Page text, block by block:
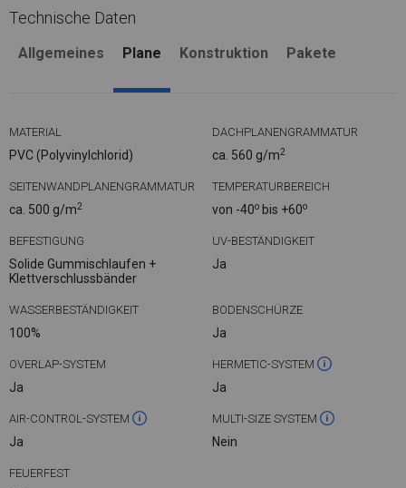
Technische Daten
Allgemeines Plane Konstruktion Pakete
MATERIAL
PVC (Polyvinylchlorid)
DACHPLANENGRAMMATUR
ca. 560 g/m2
SEITENWANDPLANENGRAMMATUR
ca. 500 g/m2
TEMPERATURBEREICH
von -40o bis +60o
BEFESTIGUNG
Solide Gummischlaufen +
Klettverschlussbänder
UV-BESTÄNDIGKEIT
Ja
WASSERBESTÄNDIGKEIT
100%
BODENSCHÜRZE
Ja
OVERLAP-SYSTEM
Ja
HERMETIC-SYSTEM
Ja
AIR-CONTROL-SYSTEM
Ja
MULTI-SIZE SYSTEM
Nein
FEUERFEST